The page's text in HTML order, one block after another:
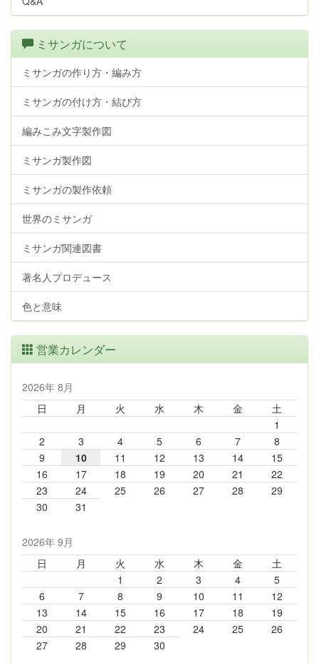
ミサンガについて
ミサンガの作り方・編み方
ミサンガの付け方・結び方
編みこみ文字製作図
ミサンガ製作図
ミサンガの製作依頼
世界のミサンガ
ミサンガ関連図書
著名人プロデュース
色と意味
営業カレンダー
2026年 8月
日
月 火 水 木 金
土
1
2
3 4 5 6 7
8
9
10 11 12 13 14
15
16
17 18 19 20 21
22
23
24 25 26 27 28
29
30
31
2026年 9月
日
月 火 水 木 金
土
1
2 3 4
5
6
7 8 9 10 11
12
13
14 15 16 17 18
19
20
21 22 23 24 25
26
27
28 29 30